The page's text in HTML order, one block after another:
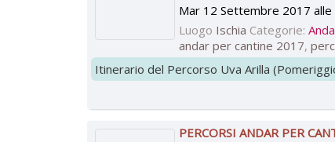
Mar 12 Settembre 2017 alle
Luogo Ischia Categorie:
andar per cantine 2017,
Itinerario del Percorso Uva Arilla
PERCORSI ANDAR PER